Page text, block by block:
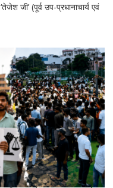
पुण्यतिथि
नारायण
पाण्डेय
‘तेजेश
जी’
को
भावभीनी
श्रद्धांजलि,
बड़ी
संख्या
में
जी’ (पूर्व उप-प्रधानाचार्य एवं